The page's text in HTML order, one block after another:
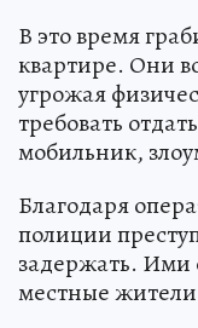
В это время
квартире. Они
угрожая
требовать
мобильник,
Благодаря
полиции
задержать. Ими
местные